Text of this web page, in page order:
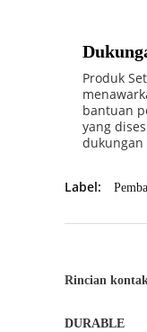
Produk
bantuan
yang
dukungan
Label:
Rincian
DURABLE